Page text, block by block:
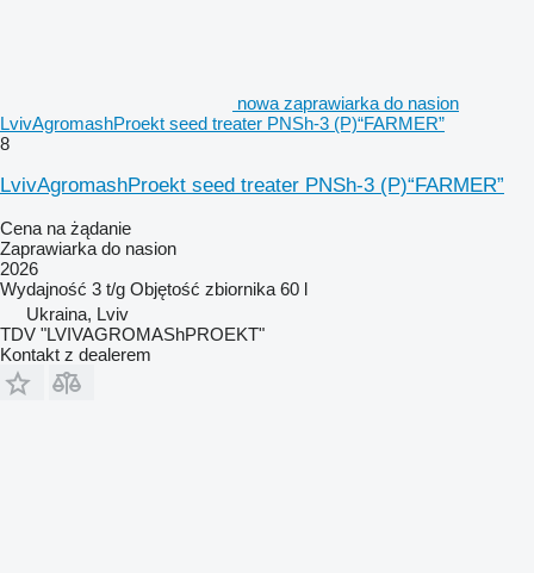
nowa zaprawiarka do nasion
LvivAgromashProekt seed treater PNSh-3 (P)“FARMER”
8
LvivAgromashProekt seed treater PNSh-3 (P)“FARMER”
Cena na żądanie
Zaprawiarka do nasion
2026
Wydajność 3 t/g Objętość zbiornika 60 l
Ukraina, Lviv
TDV "LVIVAGROMAShPROEKT"
Kontakt z dealerem